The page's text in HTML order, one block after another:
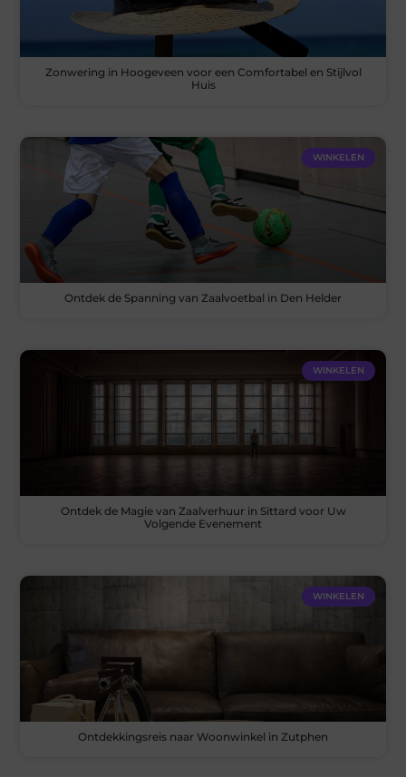
Zonwering in Hoogeveen voor een Comfortabel en Stijlvol
Huis
WINKELEN
Ontdek de Spanning van Zaalvoetbal in Den Helder
WINKELEN
Ontdek de Magie van Zaalverhuur in Sittard voor Uw
Volgende Evenement
WINKELEN
Ontdekkingsreis naar Woonwinkel in Zutphen